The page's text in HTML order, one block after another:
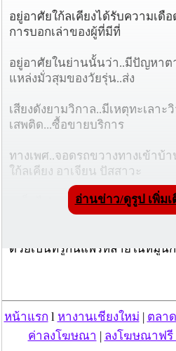
อยู่อาศัยใก้ลเคียงได้รับความเดื
การบอกเล่าของผู้ที่มีที่
อยู่อาศัยในย่านนั้นว่า..มีปัญหาต
แหล่งมั่วสุมของวัยรุ่น..ส่ง
เสียงดังยามวิกาล..มีเหตุทะเลาะ
เสพติด...ซื้อขายบริการ
ทางเพศ..จอดรถขวางทางเข้าบ้
ใก้ลเคียง อาเจียน ปัสสาวะ
เหม็นไปหมด..ฯลฯอีกทั้งภาพพจน์
มาช้านานถูกทำลาย
ด้วยเป็นที่รู้กันแพร่หลายในหมู่นั
เมืองเชียงใหม่ได้เข้ามา
รับรู้และแก้ไขปัญหาร่วมกัน ที่วัด
อ่านข่าว/ดูรูป เพิ่ม
หน้าแรก l หางานเชียงใหม่ ตลา
ค่าลงโฆษณา
ลงโฆษณาฟรี